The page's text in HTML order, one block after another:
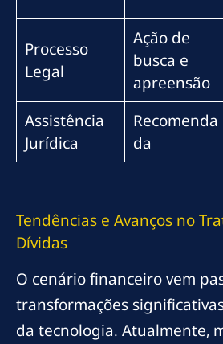
Processo
Legal
Ação de
busca e
apreensão
Assistência
Jurídica
Recomenda
da
Tendências e Avanços no
Dívidas
O cenário financeiro vem
transformações
da tecnologia. Atualmente,